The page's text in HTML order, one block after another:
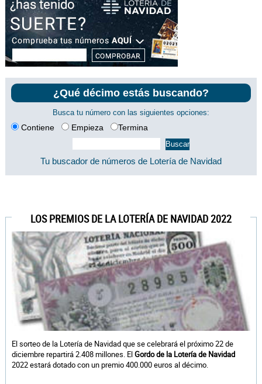
¿Qué décimo estás buscando?
Busca tu número con las siguientes opciones:
Contiene Empieza Termina
Tu buscador de números de Lotería de Navidad
LOS PREMIOS DE LA LOTERÍA DE NAVIDAD 2022
El sorteo de la Lotería de Navidad que se celebrará el próximo 22 de
diciembre repartirá 2.408 millones. ElGordo de la Lotería de Navidad
2022 estará dotado con un premio 400.000 euros al décimo.